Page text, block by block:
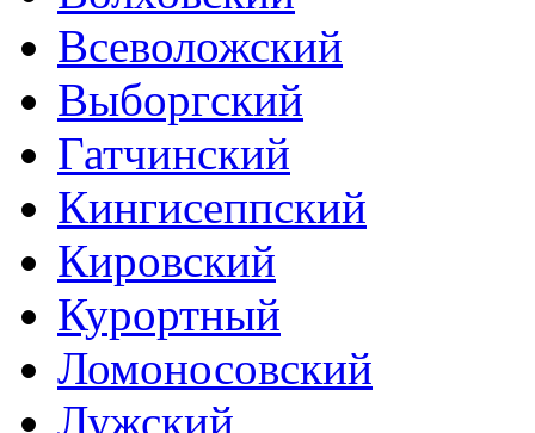
Всеволожский
Выборгский
Гатчинский
Кингисеппский
Кировский
Курортный
Ломоносовский
Лужский